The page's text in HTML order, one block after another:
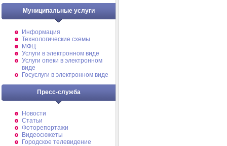
Муниципальные услуги
Информация
Технологические схемы
МФЦ
Услуги в электронном виде
Услуги опеки в электронном
виде
Госуслуги в электронном виде
Пресс-служба
Новости
Статьи
Фоторепортажи
Видеосюжеты
Городское телевидение